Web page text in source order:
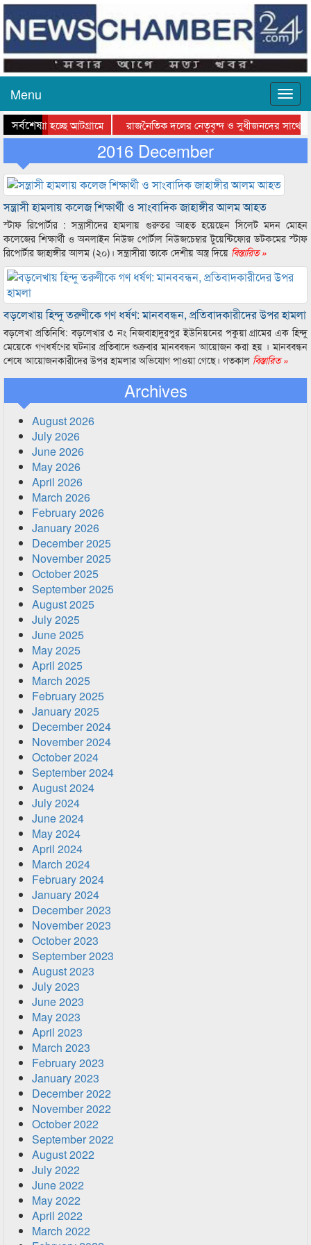
Menu
সর্বশেষ
যাওয়া হচ্ছে আটগ্রামে
রাজনৈতিক দলের নেতৃবৃন্দ ও সুধীজনদের সাথে
পুরস্কার বিতরণ সম্পন্ন
সিলেটে বাংলাদেশ গ্রুপ থিয়েটার ফেডারেশানের
2016 December
সন্ত্রাসী হামলায় কলেজ শিক্ষার্থী ও সাংবাদিক জাহাঙ্গীর আলম আহত
স্টাফ রিপোর্টার : সন্ত্রাসীদের হামলায় গুরুতর আহত হয়েছেন সিলেট মদন মোহন
কলেজের শিক্ষার্থী ও অনলাইন নিউজ পোর্টাল নিউজচেম্বার টুয়েন্টিফোর ডটকমের স্টাফ
রিপোর্টার জাহাঙ্গীর আলম (২০)। সন্ত্রাসীরা তাকে দেশীয় অস্ত্র দিয়ে বিস্তারিত »
বড়লেখায় হিন্দু তরুণীকে গণ ধর্ষণ: মানববন্ধন, প্রতিবাদকারীদের উপর হামলা
বড়লেখা প্রতিনিধি: বড়লেখার ৩ নং নিজবাহাদুরপুর ইউনিয়নের পকুয়া গ্রামের এক হিন্দু
মেয়েকে গণধর্ষণের ঘটনার প্রতিবাদে শুক্রবার মানববন্ধন আয়োজন করা হয় । মানববন্ধন
শেষে আয়োজনকারীদের উপর হামলার অভিযোগ পাওয়া গেছে। গতকাল বিস্তারিত »
Archives
August 2026
July 2026
June 2026
May 2026
April 2026
March 2026
February 2026
January 2026
December 2025
November 2025
October 2025
September 2025
August 2025
July 2025
June 2025
May 2025
April 2025
March 2025
February 2025
January 2025
December 2024
November 2024
October 2024
September 2024
August 2024
July 2024
June 2024
May 2024
April 2024
March 2024
February 2024
January 2024
December 2023
November 2023
October 2023
September 2023
August 2023
July 2023
June 2023
May 2023
April 2023
March 2023
February 2023
January 2023
December 2022
November 2022
October 2022
September 2022
August 2022
July 2022
June 2022
May 2022
April 2022
March 2022